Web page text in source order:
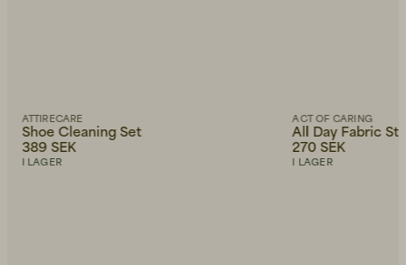
ATTIRECARE
Shoe Cleaning Set
389 SEK
I LAGER
ACT OF CARING
All Day Fabric
270 SEK
I LAGER